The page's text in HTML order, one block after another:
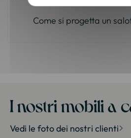
Come si progetta un
I nostri mobili a
Vedi le foto dei nostri clienti